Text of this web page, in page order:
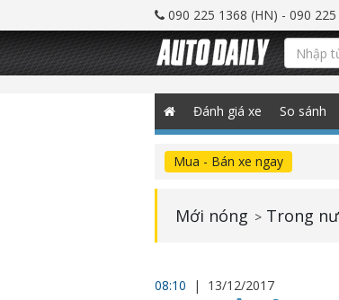
090 225 1368 (HN) - 090
Đánh giá xe So sánh
Mua - Bán xe ngay
Mới nóng > Trong
08:10
| 13/12/2017